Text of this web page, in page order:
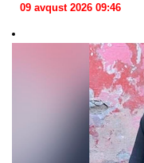
09 avqust 2026 09:46